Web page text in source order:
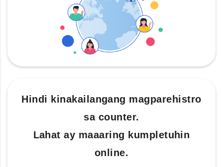
Hindi kinakailangang magparehistro
sa counter.
Lahat ay maaaring kumpletuhin
online.